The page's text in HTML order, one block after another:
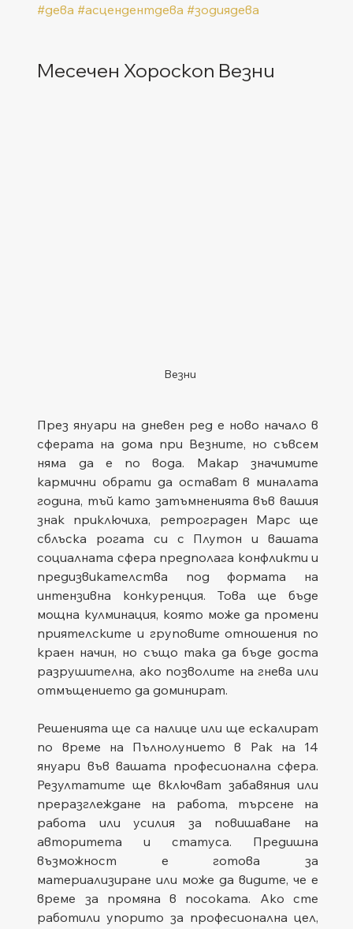
#дева #асцендентдева #зодиядева
Месечен Хороскоп Везни
Везни
През януари на дневен ред е ново начало в
сферата на дома при Везните, но съвсем
няма да е по вода. Макар значимите
кармични обрати да остават в миналата
година, тъй като затъмненията във вашия
знак приключиха, ретрограден Марс ще
сблъска рогата си с Плутон и вашата
социалната сфера предполага конфликти и
предизвикателства под формата на
интензивна конкуренция. Това ще бъде
мощна кулминация, която може да промени
приятелските и груповите отношения по
краен начин, но също така да бъде доста
разрушителна, ако позволите на гнева или
отмъщението да доминират.
Решенията ще са налице или ще ескалират
по време на Пълнолунието в Рак на 14
януари във вашата професионална сфера.
Резултатите ще включват забавяния или
преразглеждане на работа, търсене на
работа или усилия за повишаване на
авторитета и статуса. Предишна
възможност е готова за
материализиране или може да видите, че е
време за промяна в посоката. Ако сте
работили упорито за професионална цел,